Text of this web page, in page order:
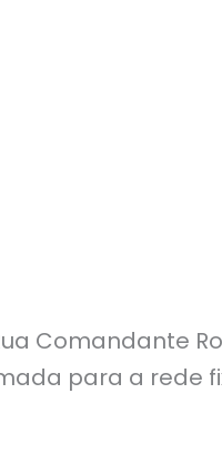
Comandante
para a rede